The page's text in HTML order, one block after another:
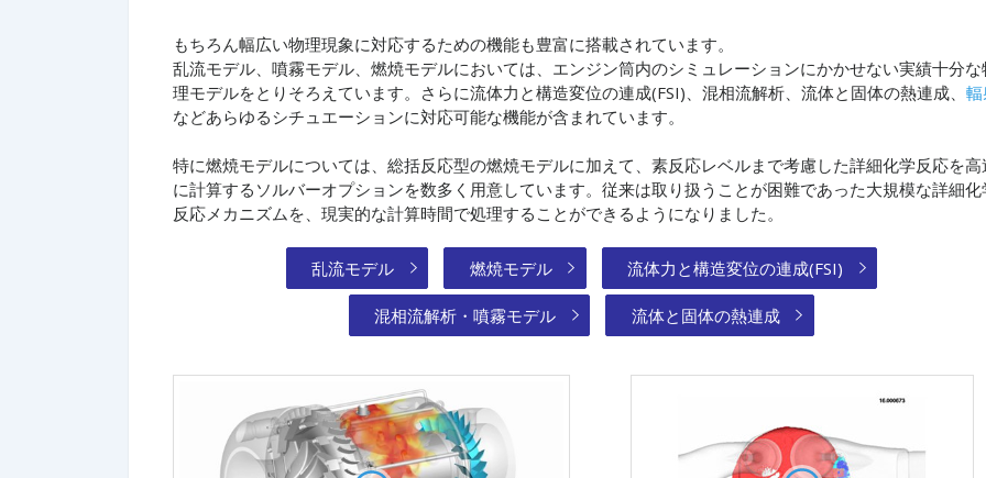
もちろん幅広い物理現象に対応するための機能も豊富に搭載されています。
乱流モデル、噴霧モデル、燃焼モデルにおいては、エンジン筒内のシミュレーションにかかせない実績十分な
理モデルをとりそろえています。さらに流体力と構造変位の連成(FSI)、混相流解析、流体と固体の熱連成、
などあらゆるシチュエーションに対応可能な機能が含まれています。
特に燃焼モデルについては、総括反応型の燃焼モデルに加えて、素反応レベルまで考慮した詳細化学反応を高
に計算するソルバーオプションを数多く用意しています。従来は取り扱うことが困難であった大規模な詳細化
反応メカニズムを、現実的な計算時間で処理することができるようになりました。
乱流モデル 燃焼モデル 流体力と構造変位の連成(FSI)
混相流解析・噴霧モデル 流体と固体の熱連成